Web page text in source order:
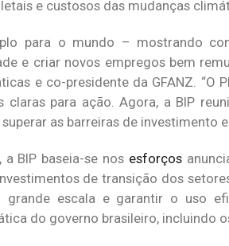
e custosos das mudanças
para o mundo – mostrando
e criar novos empregos bem
e co-presidente da GFANZ.
claras para ação. Agora, a BIP
as barreiras de investimento
BIP baseia-se nos esforços
de transição dos
grande escala e garantir o uso
do governo brasileiro, incluindo